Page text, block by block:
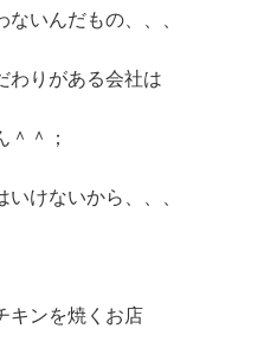
いんだもの、、、
わりがある会社は
＾；
けないから、、、
キンを焼くお店